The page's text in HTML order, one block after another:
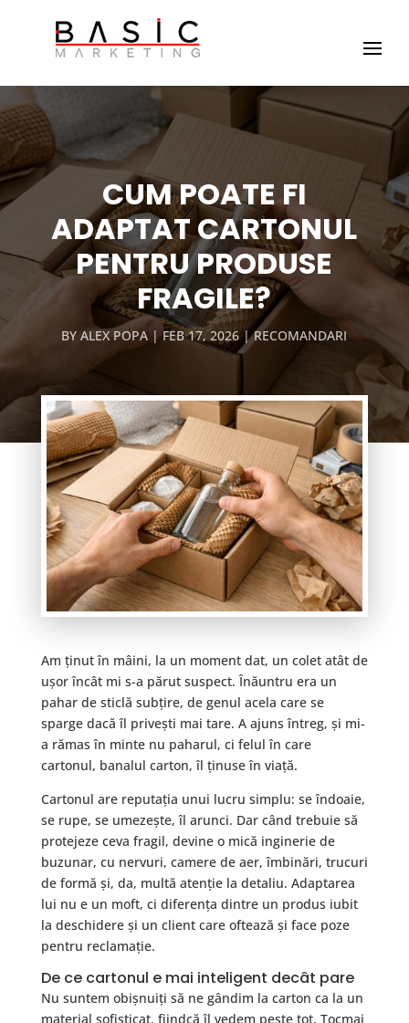
CUM POATE FI
ADAPTAT CARTONUL
PENTRU PRODUSE
FRAGILE?
BYALEX POPA FEB 17, 2026 RECOMANDARI
Am ținut în mâini, la un moment dat, un colet atât de
ușor încât mi s-a părut suspect. Înăuntru era un
pahar de sticlă subțire, de genul acela care se
sparge dacă îl privești mai tare. A ajuns întreg, și mi-
a rămas în minte nu paharul, ci felul în care
cartonul, banalul carton, îl ținuse în viață.
Cartonul are reputația unui lucru simplu: se îndoaie,
se rupe, se umezește, îl arunci. Dar când trebuie să
protejeze ceva fragil, devine o mică inginerie de
buzunar, cu nervuri, camere de aer, îmbinări, trucuri
de formă și, da, multă atenție la detaliu. Adaptarea
lui nu e un moft, ci diferența dintre un produs iubit
la deschidere și un client care oftează și face poze
pentru reclamație.
De ce cartonul e mai inteligent decât pare
Nu suntem obișnuiți să ne gândim la carton ca la un
material sofisticat, fiindcă îl vedem peste tot. Tocmai